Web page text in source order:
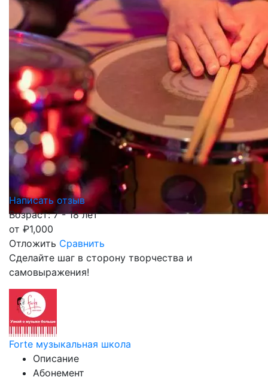
Написать отзыв
Возраст: 7 - 18 лет
от ₽1,000
Отложить Сравнить
Сделайте шаг в сторону творчества и
самовыражения!
Forte музыкальная школа
Описание
Абонемент